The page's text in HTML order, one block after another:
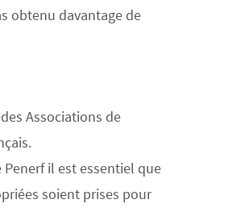
obtenu davantage de
Associations de
il est essentiel que
soient prises pour